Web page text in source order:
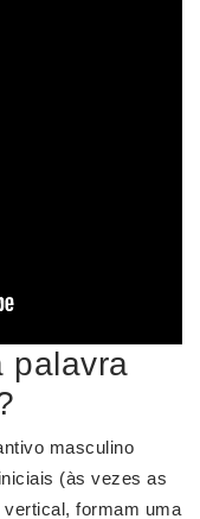
palavra
masculino
(às vezes as
formam uma